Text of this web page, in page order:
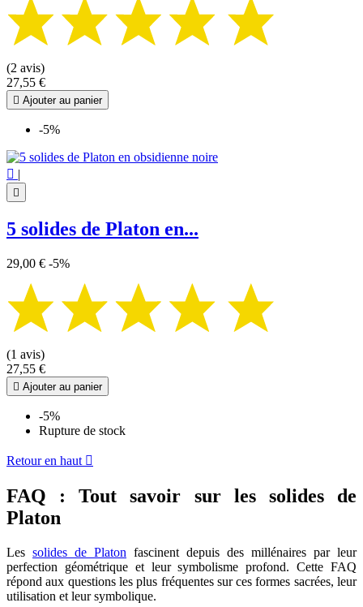
(2 avis)
27,55 €
 Ajouter au panier
-5%
 |

5 solides de Platon en...
29,00 € -5%
(1 avis)
27,55 €
 Ajouter au panier
-5%
Rupture de stock
Retour en haut 
FAQ : Tout savoir sur les solides de
Platon
Les solides de Platon fascinent depuis des millénaires par leur
perfection géométrique et leur symbolisme profond. Cette FAQ
répond aux questions les plus fréquentes sur ces formes sacrées, leur
utilisation et leur symbolique.